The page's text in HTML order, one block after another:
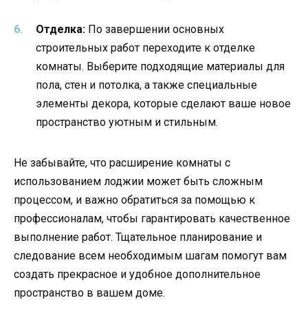
Отделка: По завершении основных
строительных работ переходите к отделке
комнаты. Выберите подходящие материалы для
пола, стен и потолка, а также специальные
элементы декора, которые сделают ваше новое
пространство уютным и стильным.
Не забывайте, что расширение комнаты с
использованием лоджии может быть сложным
процессом, и важно обратиться за помощью к
профессионалам, чтобы гарантировать качественное
выполнение работ. Тщательное планирование и
следование всем необходимым шагам помогут вам
создать прекрасное и удобное дополнительное
пространство в вашем доме.